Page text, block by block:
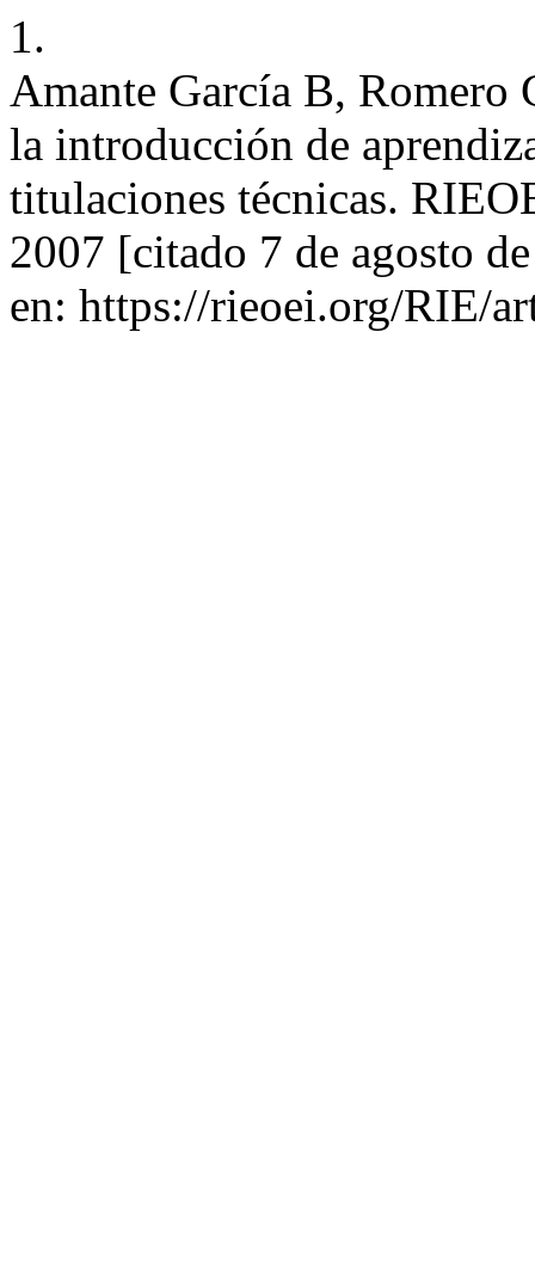
1.
Amante García B, Romero
la introducción de
titulaciones técnicas.
2007 [citado 7 de agosto
en: https://rieoei.org/RIE/